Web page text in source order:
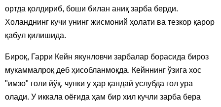
ортда қолдириб, боши билан аниқ зарба берди.
Холанднинг кучи унинг жисмоний ҳолати ва тезкор қарор
қабул қилишида.
Бироқ, Гарри Кейн якунловчи зарбалар борасида бироз
мукаммалроқ деб ҳисобланмоқда. Кейннинг ўзига хос
"имзо" голи йўқ, чунки у ҳар қандай услубда гол ура
олади. У иккала оёғида ҳам бир хил кучли зарба бера